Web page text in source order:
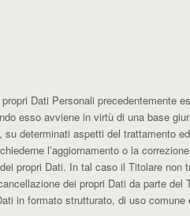
Dati Personali precedentemente
esso avviene in virtù di una base
determinati aspetti del trattamento
l’aggiornamento o la
propri Dati. In tal caso il Titolare
dei propri Dati da parte del
in formato strutturato, di uso